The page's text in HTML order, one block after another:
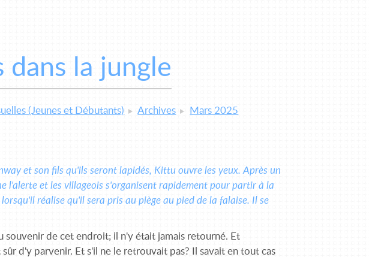
dans la jungle
(Jeunes et Débutants) Archives
Mars 2025
et son fils qu'ils seront lapidés, Kittu ouvre les yeux. Après un
et les villageois s'organisent rapidement pour partir à la
réalise qu'il sera pris au piège au pied de la falaise. Il se
de cet endroit; il n'y était jamais retourné. Et
d'y parvenir. Et s'il ne le retrouvait pas? Il savait en tout cas